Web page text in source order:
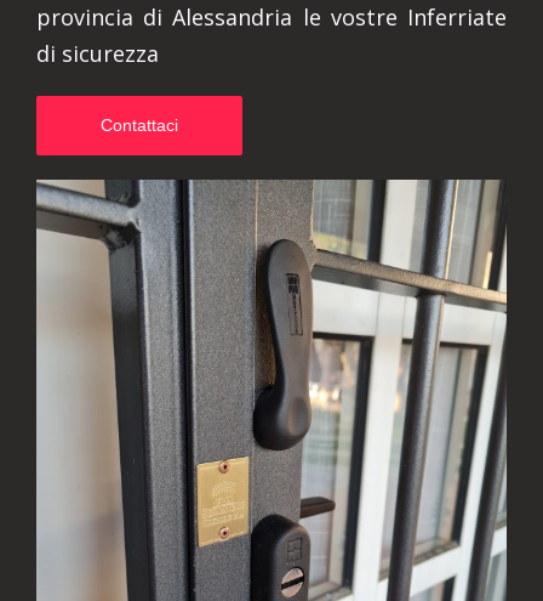
provincia di Alessandria le vostre Inferriate
di sicurezza
Contattaci